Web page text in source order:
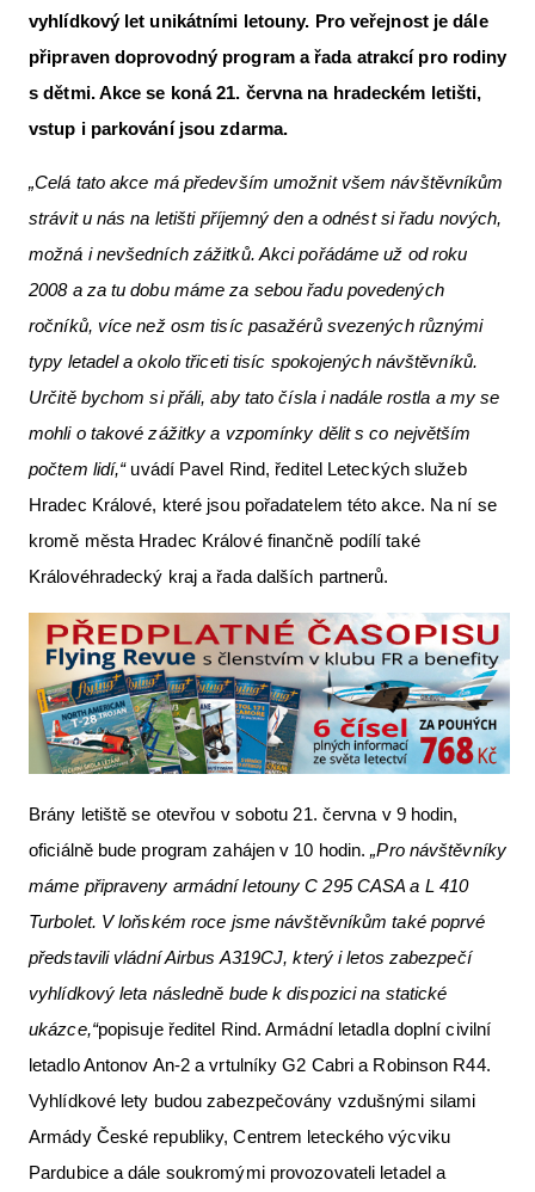
vyhlídkový let unikátními letouny. Pro veřejnost je dále
připraven doprovodný program a řada atrakcí pro rodiny
s dětmi. Akce se koná 21. června na hradeckém letišti,
vstup i parkování jsou zdarma.
„Celá tato akce má především umožnit všem návštěvníkům
strávit u nás na letišti příjemný den a odnést si řadu nových,
možná i nevšedních zážitků. Akci pořádáme už od roku
2008 a za tu dobu máme za sebou řadu povedených
ročníků, více než osm tisíc pasažérů svezených různými
typy letadel a okolo třiceti tisíc spokojených návštěvníků.
Určitě bychom si přáli, aby tato čísla i nadále rostla a my se
mohli o takové zážitky a vzpomínky dělit s co největším
počtem lidí,“uvádí Pavel Rind, ředitel Leteckých služeb
Hradec Králové, které jsou pořadatelem této akce. Na ní se
kromě města Hradec Králové finančně podílí také
Královéhradecký kraj a řada dalších partnerů.
Brány letiště se otevřou v sobotu 21. června v 9 hodin,
oficiálně bude program zahájen v 10 hodin.„Pro návštěvníky
máme připraveny armádní letouny C 295 CASA a L 410
Turbolet. V loňském roce jsme návštěvníkům také poprvé
představili vládní Airbus A319CJ, který i letos zabezpečí
vyhlídkový leta následně bude k dispozici na statické
ukázce,“popisuje ředitel Rind. Armádní letadla doplní civilní
letadlo Antonov An-2 a vrtulníky G2 Cabri a Robinson R44.
Vyhlídkové lety budou zabezpečovány vzdušnými silami
Armády České republiky, Centrem leteckého výcviku
Pardubice a dále soukromými provozovateli letadel a